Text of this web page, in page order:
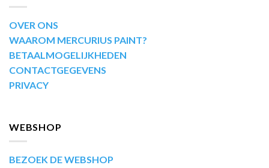
OVER ONS
WAAROM MERCURIUS PAINT?
BETAALMOGELIJKHEDEN
CONTACTGEGEVENS
PRIVACY
WEBSHOP
BEZOEK DE WEBSHOP